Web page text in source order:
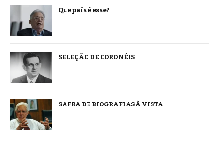
Que país é esse?
SELEÇÃO DE CORONÉIS
SAFRA DE BIOGRAFIAS À VISTA